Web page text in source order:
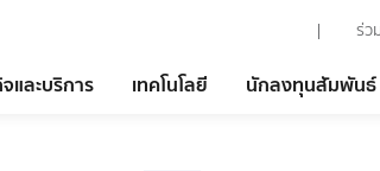
ร่ว
และบริการ เทคโนโลยี นักลงทุนสัมพันธ์